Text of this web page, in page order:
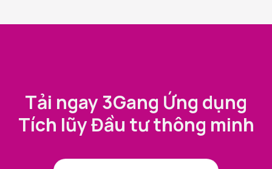
Tải ngay 3Gang Ứng dụng
Tích lũy Đầu tư thông minh